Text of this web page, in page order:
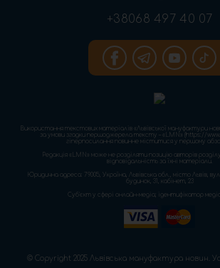
+38068 497 40 07
Використання текстових матеріалів «Львівської мануфактури
за умови згадки першоджерела тексту – «LMN» (https://
гіперпосилання повинне міститися у першому
Редакція «LMN» може не розділяти позицію авторів
відповідальність за їхні матеріали.
Юридична адреса: 79005, Україна, Львівська обл., місто Львів,
будинок, 31, кабінет, 23
Cуб'єкт у сфері онлайн-медіа; ідентифікатор медіа
© Copyright 2025 Львівська мануфактура новин.